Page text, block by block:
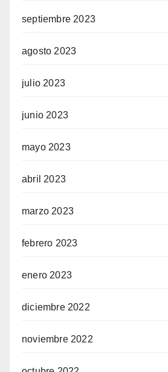
septiembre 2023
agosto 2023
julio 2023
junio 2023
mayo 2023
abril 2023
marzo 2023
febrero 2023
enero 2023
diciembre 2022
noviembre 2022